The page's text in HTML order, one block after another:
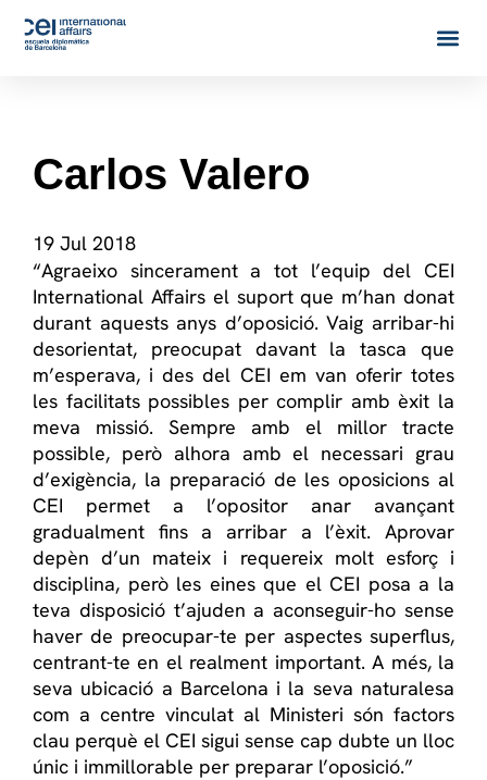
Carlos Valero
19 Jul 2018
“Agraeixo sincerament a tot l’equip del CEI
International Affairs el suport que m’han donat
durant aquests anys d’oposició. Vaig arribar-hi
desorientat, preocupat davant la tasca que
m’esperava, i des del CEI em van oferir totes
les facilitats possibles per complir amb èxit la
meva missió. Sempre amb el millor tracte
possible, però alhora amb el necessari grau
d’exigència, la preparació de les oposicions al
CEI permet a l’opositor anar avançant
gradualment fins a arribar a l’èxit. Aprovar
depèn d’un mateix i requereix molt esforç i
disciplina, però les eines que el CEI posa a la
teva disposició t’ajuden a aconseguir-ho sense
haver de preocupar-te per aspectes superflus,
centrant-te en el realment important. A més, la
seva ubicació a Barcelona i la seva naturalesa
com a centre vinculat al Ministeri són factors
clau perquè el CEI sigui sense cap dubte un lloc
únic i immillorable per preparar l’oposició.”